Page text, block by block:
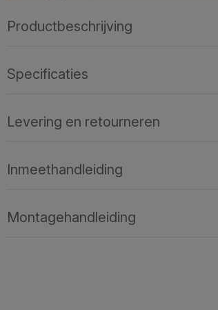
Productbeschrijving
Specificaties
Levering en retourneren
Inmeethandleiding
Montagehandleiding